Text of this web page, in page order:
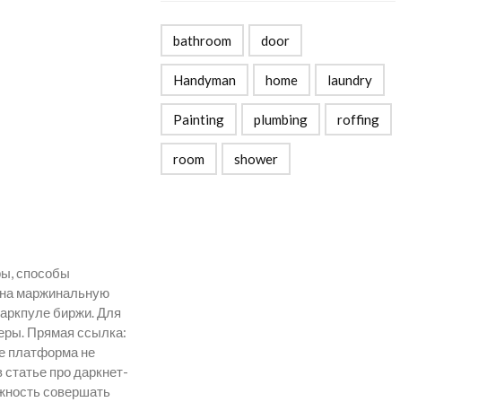
способы
маржинальную
биржи. Для
Прямая ссылка:
платформа не
про даркнет-
совершать
bathroom door
Handyman home laundry
Painting plumbing roffing
room shower